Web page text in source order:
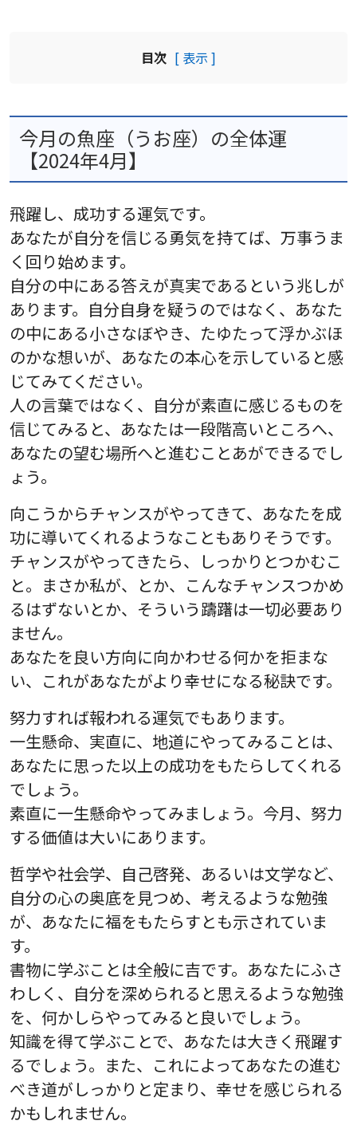
目次 [ 表示 ]
今月の魚座（うお座）の全体運
【2024年4月】
飛躍し、成功する運気です。
あなたが自分を信じる勇気を持てば、万事うま
く回り始めます。
自分の中にある答えが真実であるという兆しが
あります。自分自身を疑うのではなく、あなた
の中にある小さなぼやき、たゆたって浮かぶほ
のかな想いが、あなたの本心を示していると感
じてみてください。
人の言葉ではなく、自分が素直に感じるものを
信じてみると、あなたは一段階高いところへ、
あなたの望む場所へと進むことあができるでし
ょう。
向こうからチャンスがやってきて、あなたを成
功に導いてくれるようなこともありそうです。
チャンスがやってきたら、しっかりとつかむこ
と。まさか私が、とか、こんなチャンスつかめ
るはずないとか、そういう躊躇は一切必要あり
ません。
あなたを良い方向に向かわせる何かを拒まな
い、これがあなたがより幸せになる秘訣です。
努力すれば報われる運気でもあります。
一生懸命、実直に、地道にやってみることは、
あなたに思った以上の成功をもたらしてくれる
でしょう。
素直に一生懸命やってみましょう。今月、努力
する価値は大いにあります。
哲学や社会学、自己啓発、あるいは文学など、
自分の心の奥底を見つめ、考えるような勉強
が、あなたに福をもたらすとも示されていま
す。
書物に学ぶことは全般に吉です。あなたにふさ
わしく、自分を深められると思えるような勉強
を、何かしらやってみると良いでしょう。
知識を得て学ぶことで、あなたは大きく飛躍す
るでしょう。また、これによってあなたの進む
べき道がしっかりと定まり、幸せを感じられる
かもしれません。